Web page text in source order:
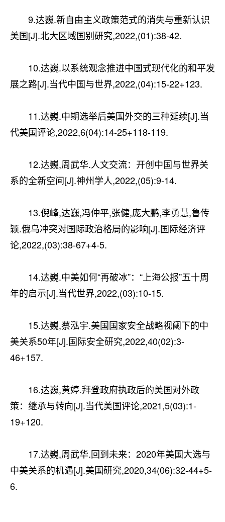
9.达巍.新自由主义政策范式的消失与重新认识
美国[J].北大区域国别研究,2022,(01):38-42.
10.达巍.以系统观念推进中国式现代化的和平发
展之路[J].当代中国与世界,2022,(04):15-22+123.
11.达巍.中期选举后美国外交的三种延续[J].当
代美国评论,2022,6(04):14-25+118-119.
12.达巍,周武华.人文交流：开创中国与世界关
系的全新空间[J].神州学人,2022,(05):9-14.
13.倪峰,达巍,冯仲平,张健,庞大鹏,李勇慧,鲁传
颖.俄乌冲突对国际政治格局的影响[J].国际经济评
论,2022,(03):38-67+4-5.
14.达巍.中美如何“再破冰”：“上海公报”五十周
年的启示[J].当代世界,2022,(03):10-15.
15.达巍,蔡泓宇.美国国家安全战略视阈下的中
美关系50年[J].国际安全研究,2022,40(02):3-
46+157.
16.达巍,黄婷.拜登政府执政后的美国对外政
策：继承与转向[J].当代美国评论,2021,5(03):1-
19+120.
17.达巍,周武华.回到未来：2020年美国大选与
中美关系的机遇[J].美国研究,2020,34(06):32-44+5-
6.